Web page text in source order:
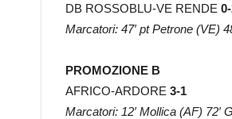
DB ROSSOBLU-VE RENDE
Marcatori: 47′ pt Petrone (VE)
PROMOZIONE B
AFRICO-ARDORE 3-1
Marcatori: 12′ Mollica (AF) 72′